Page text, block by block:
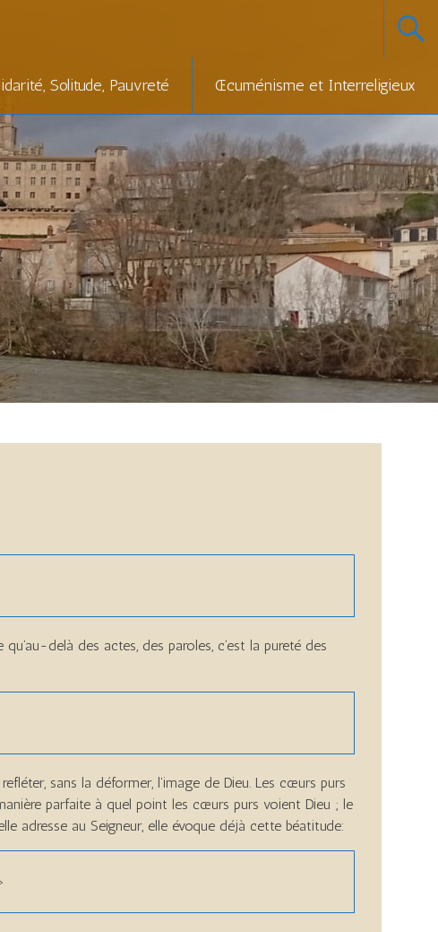
Solitude, Pauvreté Œcuménisme et Interreligieux
delà des actes, des paroles, c’est la pureté des
sans la déformer, l’image de Dieu. Les cœurs purs
parfaite à quel point les cœurs purs voient Dieu ; le
adresse au Seigneur, elle évoque déjà cette béatitude: